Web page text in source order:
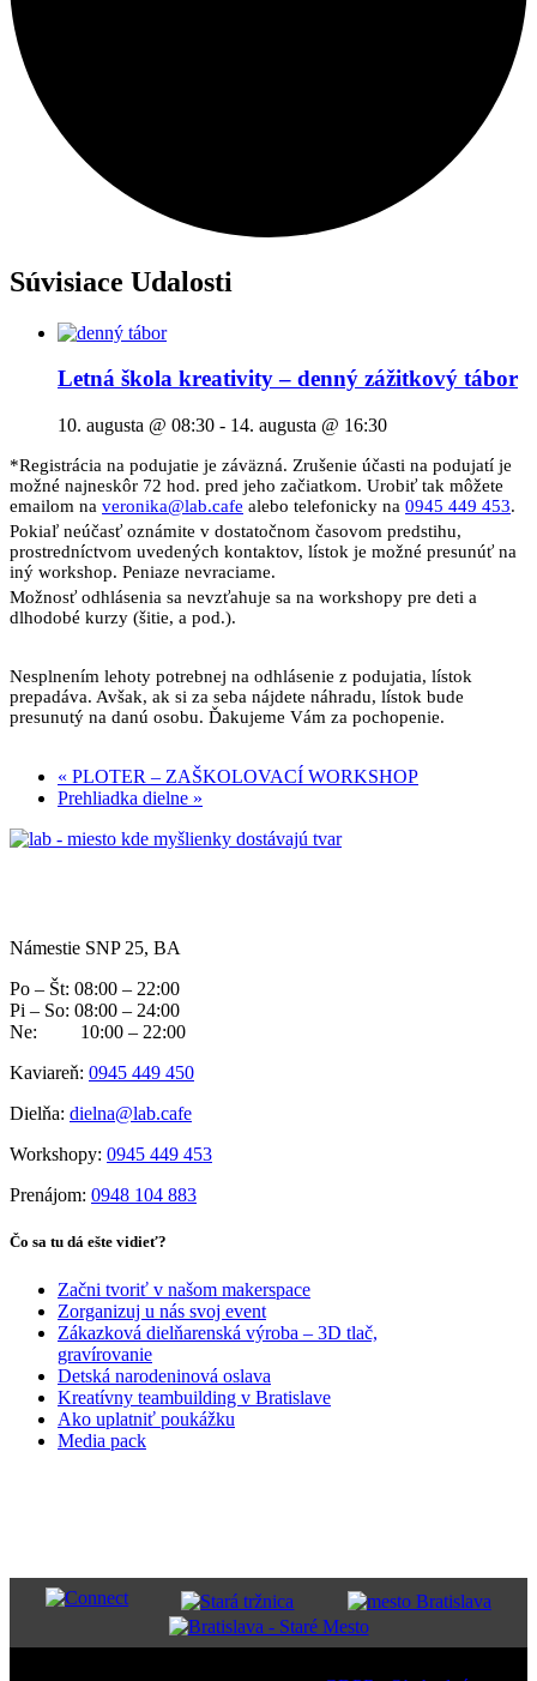
Súvisiace Udalosti
Letná škola kreativity – denný zážitkový tábor
10. augusta @ 08:30 - 14. augusta @ 16:30
*Registrácia na podujatie je záväzná. Zrušenie účasti na podujatí je
možné najneskôr 72 hod. pred jeho začiatkom. Urobiť tak môžete
emailom na veronika@lab.cafe alebo telefonicky na 0945 449 453.
Pokiaľ neúčasť oznámite v dostatočnom časovom predstihu,
prostredníctvom uvedených kontaktov, lístok je možné presunúť na
iný workshop. Peniaze nevraciame.
Možnosť odhlásenia sa nevzťahuje sa na workshopy pre deti a
dlhodobé kurzy (šitie, a pod.).
Nesplnením lehoty potrebnej na odhlásenie z podujatia, lístok
prepadáva. Avšak, ak si za seba nájdete náhradu, lístok bude
presunutý na danú osobu. Ďakujeme Vám za pochopenie.
« PLOTER – ZAŠKOLOVACÍ WORKSHOP
Prehliadka dielne »
Námestie SNP 25, BA
Po – Št: 08:00 – 22:00
Pi – So: 08:00 – 24:00
Ne: 10:00 – 22:00
Kaviareň: 0945 449 450
Dielňa: dielna@lab.cafe
Workshopy: 0945 449 453
Prenájom: 0948 104 883
Čo sa tu dá ešte vidieť?
Začni tvoriť v našom makerspace
Zorganizuj u nás svoj event
Zákazková dielňarenská výroba – 3D tlač,
gravírovanie
Detská narodeninová oslava
Kreatívny teambuilding v Bratislave
Ako uplatniť poukážku
Media pack